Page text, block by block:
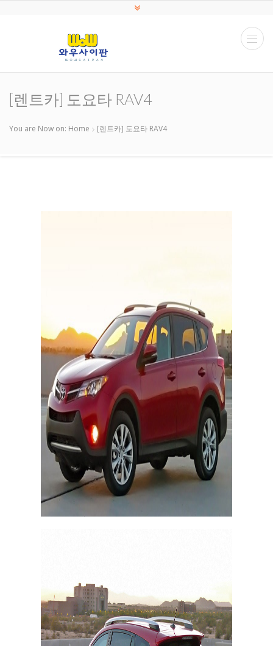
[렌트카] 도요타 RAV4
You are Now on: Home [렌트카] 도요타 RAV4